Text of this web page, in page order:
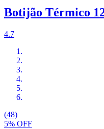
Botijão Térmico
4.7
(48)
5% OFF